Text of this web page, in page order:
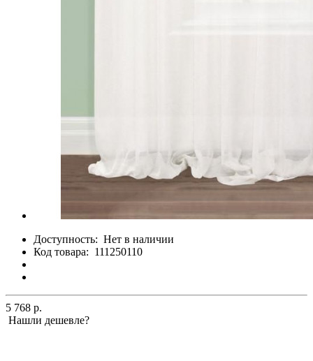
Доступность: Нет в наличии
Код товара: 111250110
5 768 р.
Нашли дешевле?